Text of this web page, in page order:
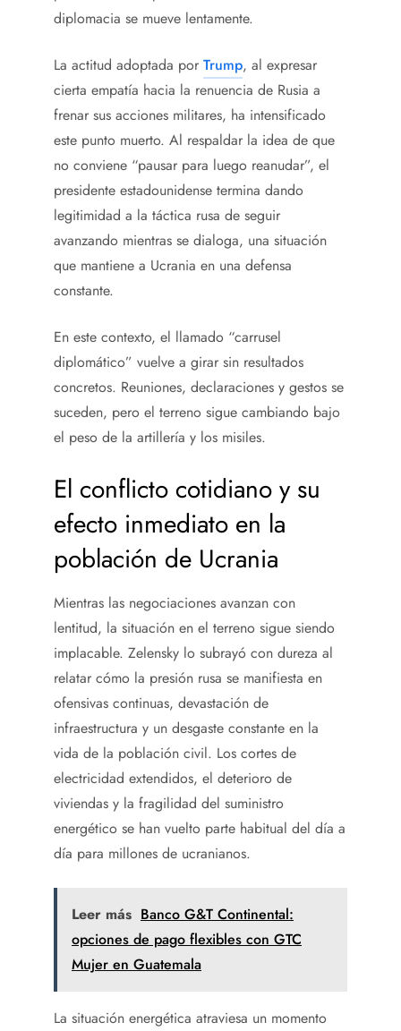
diplomacia se mueve lentamente.
La actitud adoptada por Trump, al expresar
cierta empatía hacia la renuencia de Rusia a
frenar sus acciones militares, ha intensificado
este punto muerto. Al respaldar la idea de que
no conviene “pausar para luego reanudar”, el
presidente estadounidense termina dando
legitimidad a la táctica rusa de seguir
avanzando mientras se dialoga, una situación
que mantiene a Ucrania en una defensa
constante.
En este contexto, el llamado “carrusel
diplomático” vuelve a girar sin resultados
concretos. Reuniones, declaraciones y gestos se
suceden, pero el terreno sigue cambiando bajo
el peso de la artillería y los misiles.
El conflicto cotidiano y su
efecto inmediato en la
población de Ucrania
Mientras las negociaciones avanzan con
lentitud, la situación en el terreno sigue siendo
implacable. Zelensky lo subrayó con dureza al
relatar cómo la presión rusa se manifiesta en
ofensivas continuas, devastación de
infraestructura y un desgaste constante en la
vida de la población civil. Los cortes de
electricidad extendidos, el deterioro de
viviendas y la fragilidad del suministro
energético se han vuelto parte habitual del día a
día para millones de ucranianos.
Leer más Banco G&T Continental:
opciones de pago flexibles con GTC
Mujer en Guatemala
La situación energética atraviesa un momento